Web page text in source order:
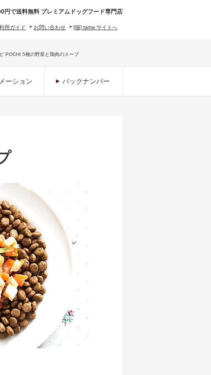
円で送料無料 プレミアムドッグフード専門店
[猫] tama サイトへ
お問い合わせ
用ガイド
POCHI 5種の野菜と鶏肉のスープ
ーション バックナンバー